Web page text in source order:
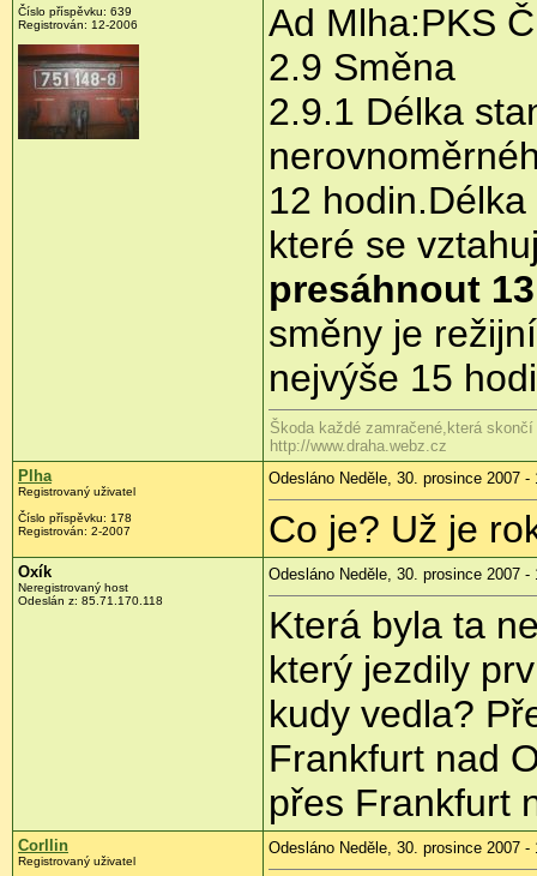
Číslo příspěvku: 639
Registrován: 12-2006
Ad Mlha:PKS
2.9 Směna
2.9.1 Délka
12
které se
presáhnout
směny je
nejvýše 15
Škoda každé zamračené,která
http://www.draha.webz.cz
Plha
Registrovaný uživatel
Číslo příspěvku: 178
Registrován: 2-2007
Odesláno Neděle, 30. prosince 2007 -
Co je? Už je
Oxík
Neregistrovaný host
Odeslán z: 85.71.170.118
Odesláno Neděle, 30. prosince 2007 -
Která byla ta
který jezdily
kudy vedla?
Frankfurt nad
přes Frankfurt
Corllin
Registrovaný uživatel
Odesláno Neděle, 30. prosince 2007 -